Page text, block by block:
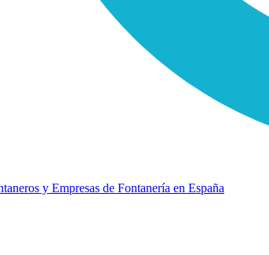
y Empresas de Fontanería en España